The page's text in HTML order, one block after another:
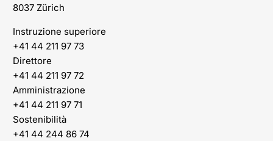
8037 Zürich
Instruzione superiore
+41 44 211 97 73
Direttore
+41 44 211 97 72
Amministrazione
+41 44 211 97 71
Sostenibilità
+41 44 244 86 74